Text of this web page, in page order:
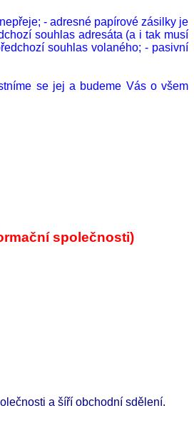
- adresné papírové zásilky je
souhlas adresáta (a i tak musí
souhlas volaného; - pasivní
se jej a budeme Vás o všem
společnosti)
a šíří obchodní sdělení.